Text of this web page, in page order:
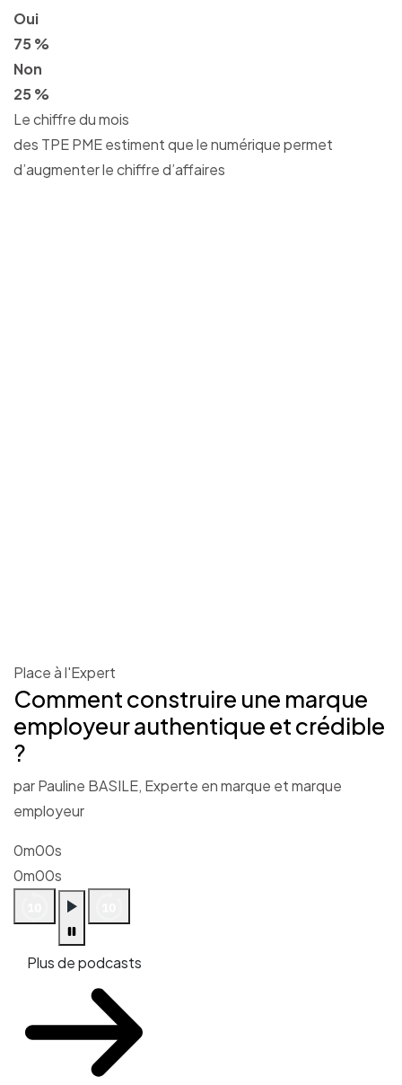
Oui
75 %
Non
25 %
Le chiffre du mois
des TPE PME estiment que le numérique permet
d’augmenter le chiffre d’affaires
Place à l'Expert
Comment construire une marque
employeur authentique et crédible
?
par Pauline BASILE, Experte en marque et marque
employeur
0m00s
0m00s
Plus de podcasts